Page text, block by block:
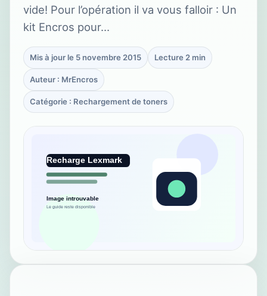
vide! Pour l’opération il va vous falloir : Un
kit Encros pour…
Mis à jour le 5 novembre 2015 Lecture 2 min
Auteur : MrEncros
Catégorie : Rechargement de toners